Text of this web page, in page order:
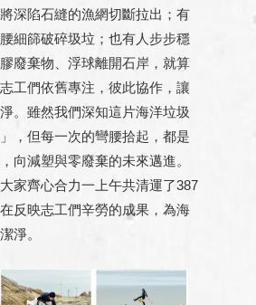
深陷石縫的漁網切斷拉出；有
細篩破碎圾垃；也有人步步穩
廢棄物、浮球離開石岸，就算
工們依舊專注，彼此協作，讓
。雖然我們深知這片海洋垃圾
，但每一次的彎腰拾起，都是
向減塑與零廢棄的未來邁進。
家齊心合力一上午共清運了387
反映志工們辛勞的成果，為海
淨。